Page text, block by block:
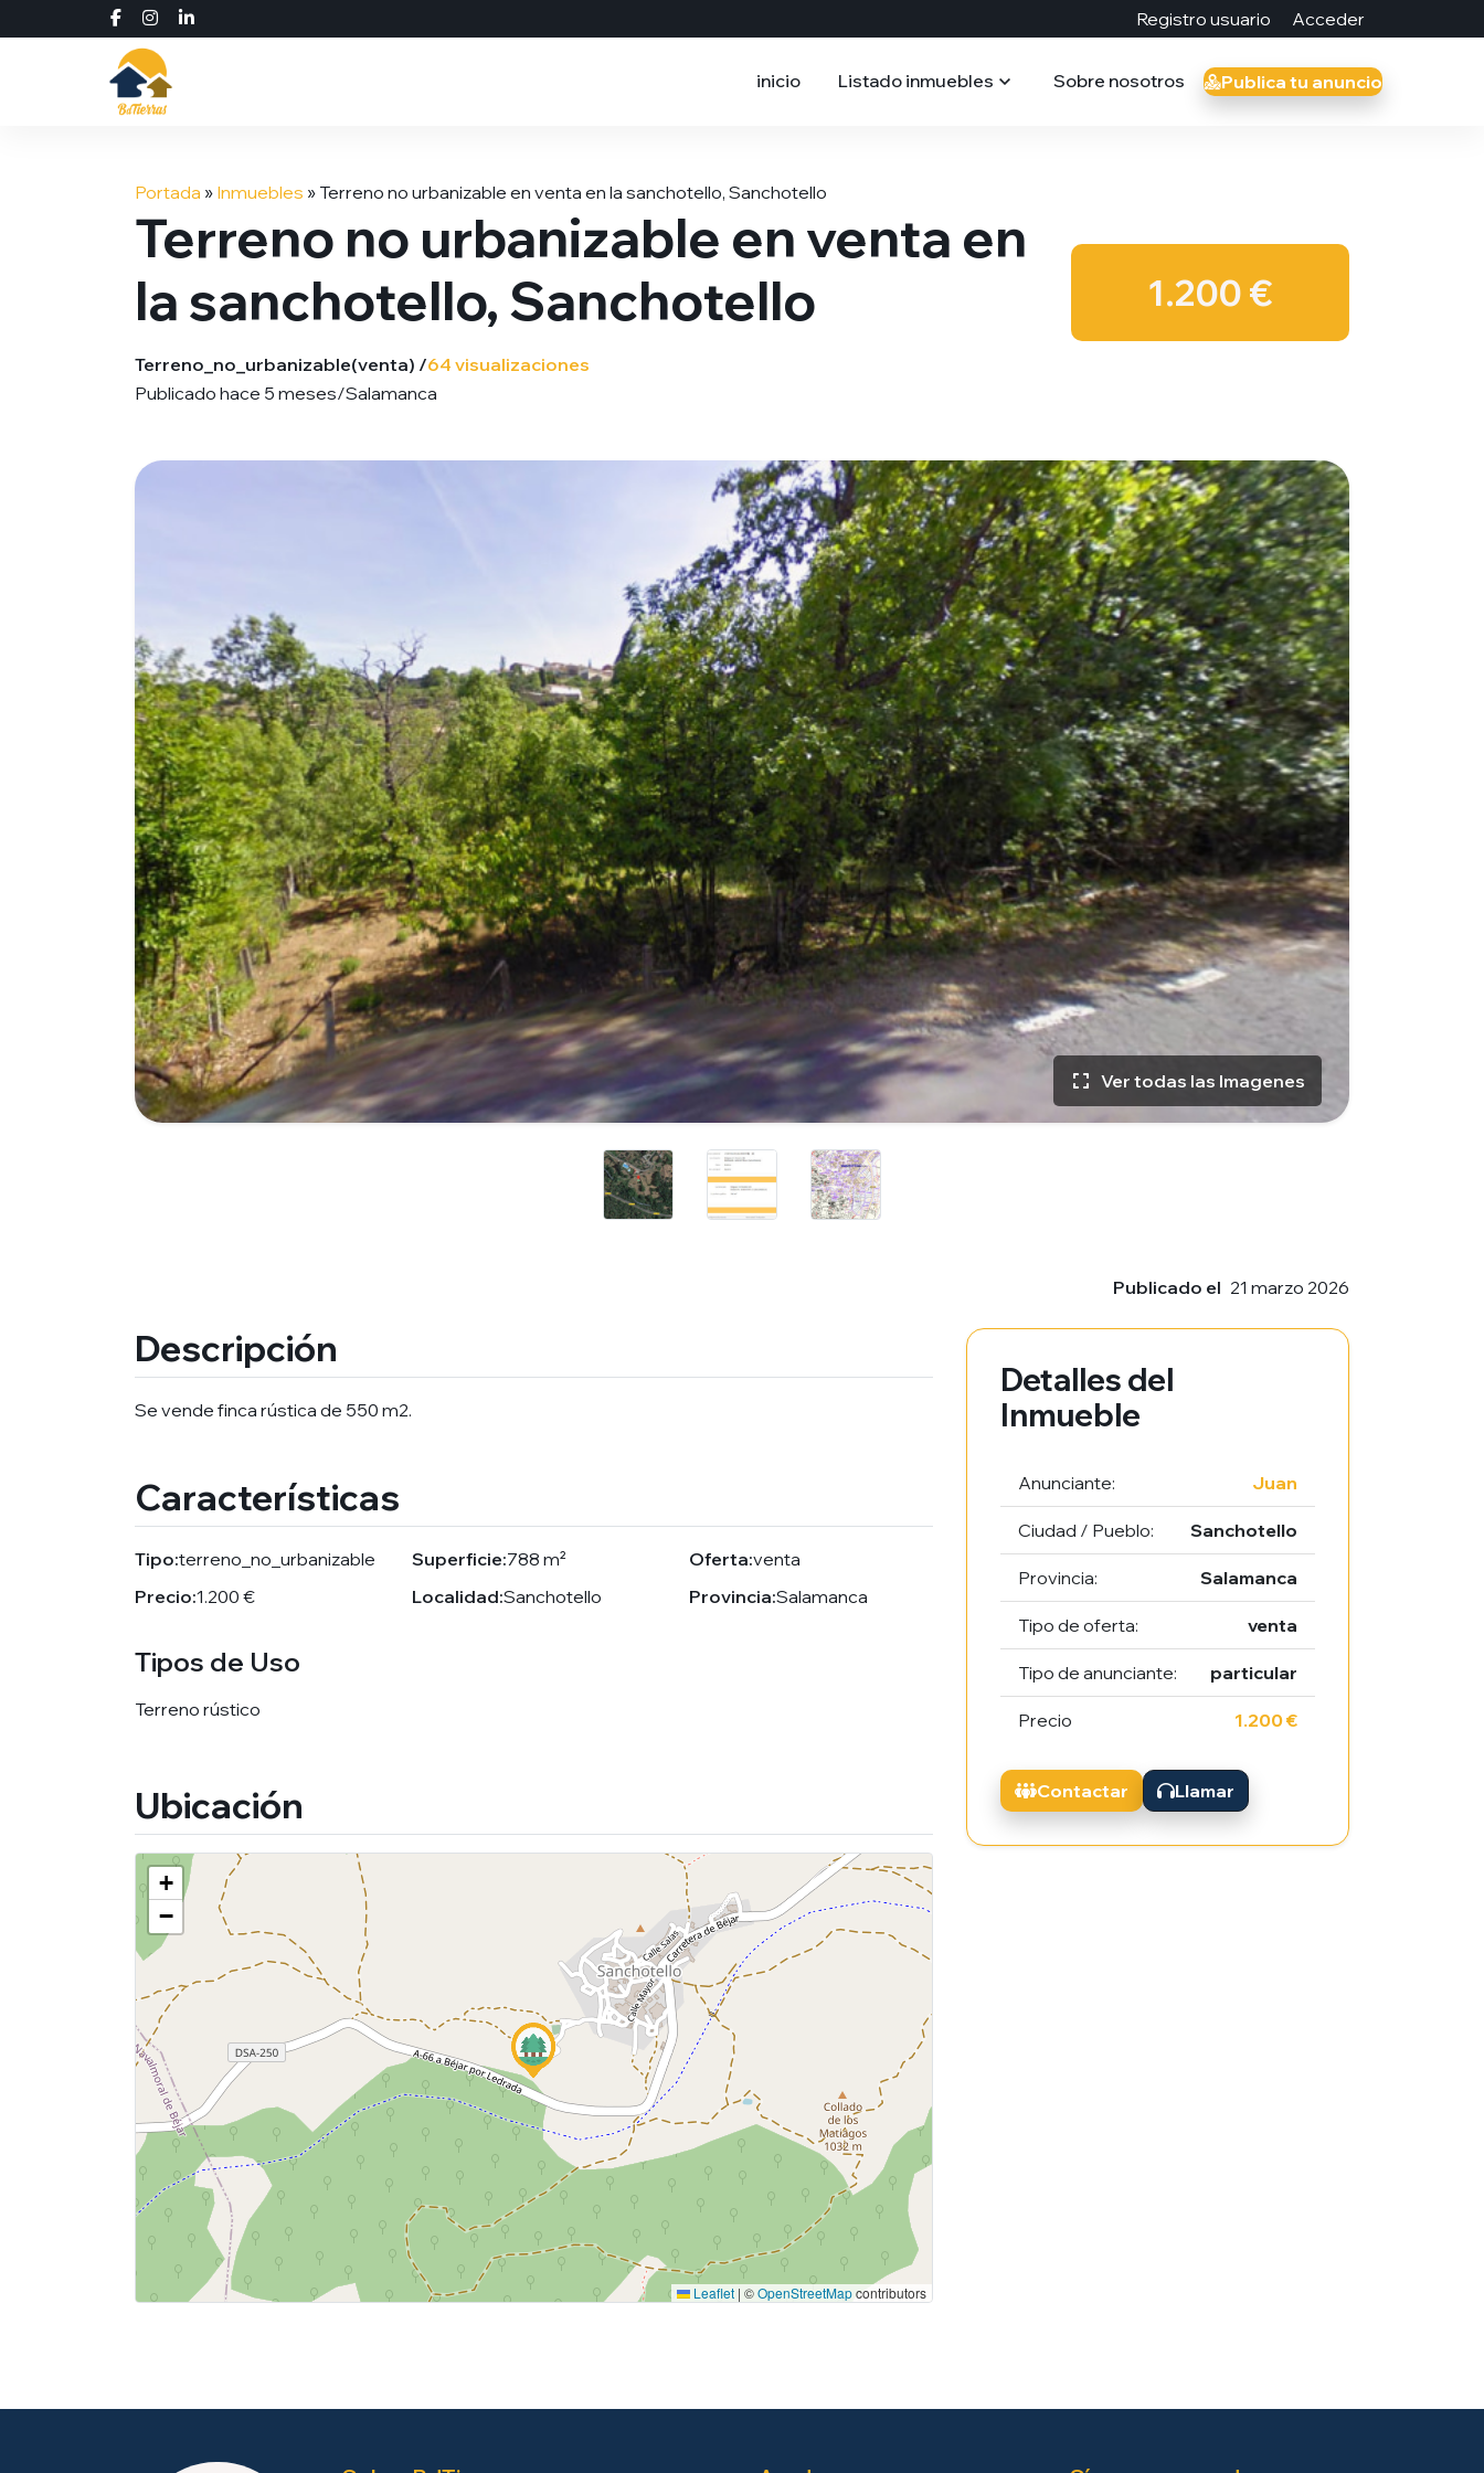
Registro usuario Acceder
inicio Listado inmuebles Sobre nosotros Publica tu anuncio
Portada » Inmuebles » Terreno no urbanizable en venta en la sanchotello, Sanchotello
Terreno no urbanizable en venta en
la sanchotello, Sanchotello
Terreno_no_urbanizable(venta) /64 visualizaciones
Publicado hace 5 meses/Salamanca
1.200 €
Ver todas las Imagenes
Publicado el 21 marzo 2026
Descripción
Se vende finca rústica de 550 m2.
Características
Tipo:terreno_no_urbanizable Superficie:788 m² Oferta:venta
Precio:1.200 € Localidad:Sanchotello Provincia:Salamanca
Tipos de Uso
Terreno rústico
Ubicación
+
−
Leaflet | ©OpenStreetMapcontributors
Detalles del
Inmueble
Anunciante: Juan
Ciudad / Pueblo: Sanchotello
Provincia: Salamanca
Tipo de oferta: venta
Tipo de anunciante: particular
Precio 1.200 €
Contactar Llamar